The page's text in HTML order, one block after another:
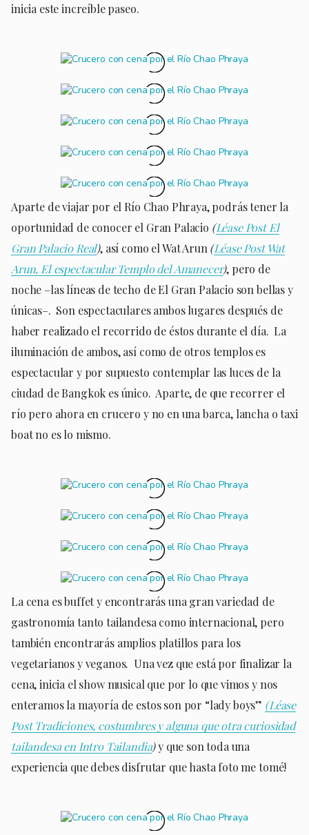
inicia este increíble paseo.
Aparte de viajar por el Río Chao Phraya, podrás tener la
oportunidad de conocer el Gran Palacio (Léase Post El
Gran Palacio Real), así como el Wat Arun (Léase Post Wat
Arun, El espectacular Templo del Amanecer), pero de
noche –las líneas de techo de El Gran Palacio son bellas y
únicas–. Son espectaculares ambos lugares después de
haber realizado el recorrido de éstos durante el día. La
iluminación de ambos, así como de otros templos es
espectacular y por supuesto contemplar las luces de la
ciudad de Bangkok es único. Aparte, de que recorrer el
río pero ahora en crucero y no en una barca, lancha o taxi
boat no es lo mismo.
La cena es buffet y encontrarás una gran variedad de
gastronomía tanto tailandesa como internacional, pero
también encontrarás amplios platillos para los
vegetarianos y veganos. Una vez que está por finalizar la
cena, inicia el show musical que por lo que vimos y nos
enteramos la mayoría de estos son por “lady boys” (Léase
Post Tradiciones, costumbres y alguna que otra curiosidad
tailandesa en Intro Tailandia)y que son toda una
experiencia que debes disfrutar que hasta foto me tomé!